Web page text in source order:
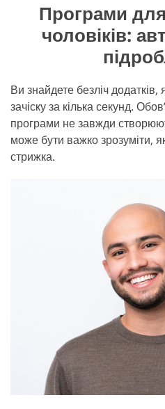
Програми
чоловіків:
Ви знайдете безліч додатків,
зачіску за кілька секунд.
програми не завжди
може бути важко зрозуміти,
стрижка.